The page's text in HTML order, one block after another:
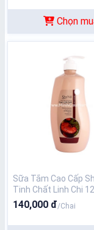
Chọn
Sữa Tắm Cao Cấp
Tinh Chất Linh Chi
140,000 đ/Chai